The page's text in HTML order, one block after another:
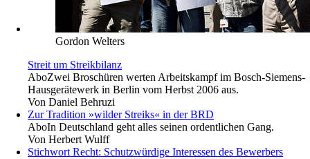
Gordon Welters
Streit um Streikbilanz
AboZwei Broschüren werten Arbeitskampf im Bosch-Siemens-
Hausgerätewerk in Berlin vom Herbst 2006 aus.
Von Daniel Behruzi
Zur Tradition »wilder Streiks« in der BRD
AboIn Deutschland geht alles seinen ordentlichen Gang.
Von Herbert Wulff
Stichwort Recht: Schutzwürdige Interessen des Bewerbers